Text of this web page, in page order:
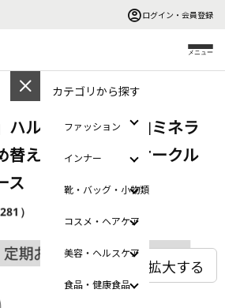
ログイン・会員登録
メニュー
カテゴリから探す
ファッション
インナー
靴・バッグ・小物類
コスメ・ヘアケア
美容・ヘルスケア
食品・健康食品
ハルメク 薬用美白ミネラ
替え用） ピンクオークル
ス
281）
拡大する